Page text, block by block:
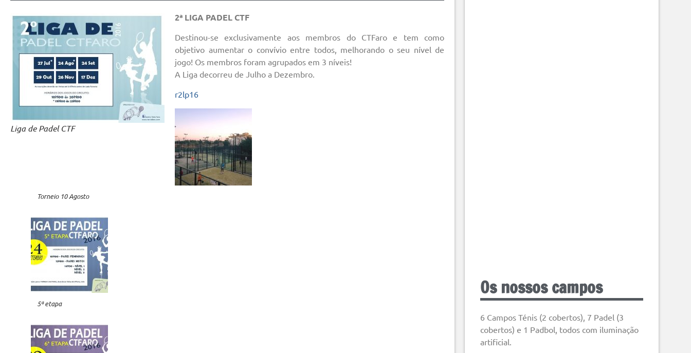
Liga de Padel CTF
2ª LIGA PADEL CTF
Destinou-se exclusivamente aos membros do CTFaro e tem como
objetivo aumentar o convívio entre todos, melhorando o seu nível de
jogo! Os membros foram agrupados em 3 níveis!
A Liga decorreu de Julho a Dezembro.
r2lp16
Torneio 10 Agosto
5ª etapa
Os nossos campos
6 Campos Ténis (2 cobertos), 7 Padel (3
cobertos) e 1 Padbol, todos com iluminação
artificial.